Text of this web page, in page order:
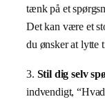
tænk på et
Det kan være et
du ønsker at lytte
3. Stil dig selv
indvendigt,